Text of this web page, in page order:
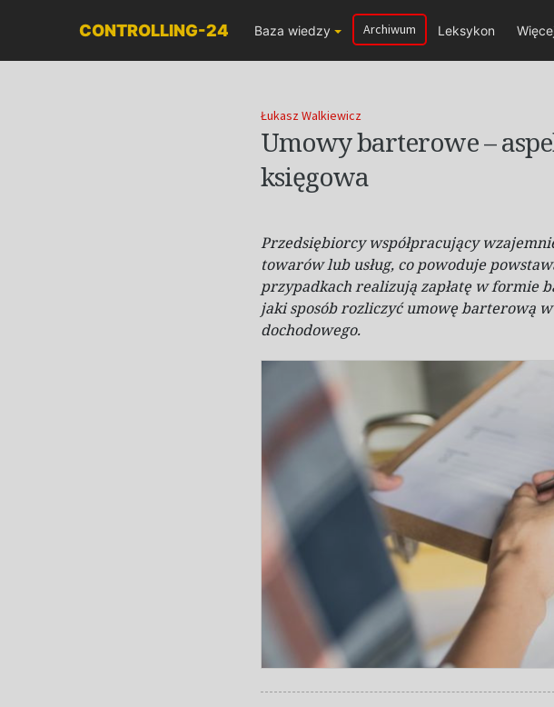
CONTROLLING-24 Baza wiedzy Archiwum Leksykon
Łukasz Walkiewicz
Umowy barterowe –
księgowa
Przedsiębiorcy współpracujący
towarów lub usług, co powoduje
przypadkach realizują zapłatę wformie
jaki sposób rozliczyć umowę barterową w
dochodowego.